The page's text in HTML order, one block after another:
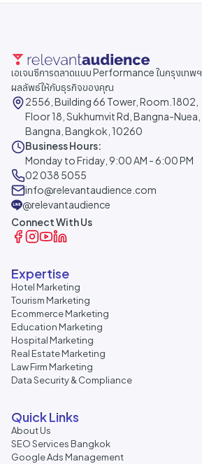
เอเจนซีการตลาดแบบ Performance ในกรุงเทพ
ผลลัพธ์ให้กับธุรกิจของคุณ
2556, Building 66 Tower, Room.1802,
Floor 18, Sukhumvit Rd, Bangna-Nuea,
Bangna, Bangkok, 10260
Business Hours:
Monday to Friday, 9:00 AM - 6:00 PM
02 038 5055
info@relevantaudience.com
@relevantaudience
Connect With Us
Expertise
Hotel Marketing
Tourism Marketing
Ecommerce Marketing
Education Marketing
Hospital Marketing
Real Estate Marketing
Law Firm Marketing
Data Security & Compliance
Quick Links
About Us
SEO Services Bangkok
Google Ads Management